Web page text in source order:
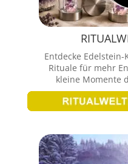
Entdecke
Rituale für mehr
kleine Momente